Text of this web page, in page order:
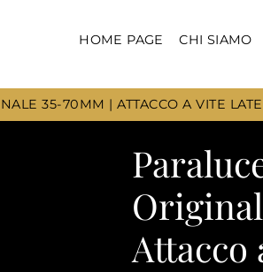
HOME PAGE CHI SIAMO
35-70MM | ATTACCO A VITE
Attacco